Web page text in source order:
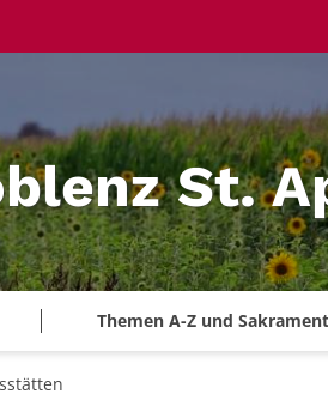
St.
Themen A-Z und